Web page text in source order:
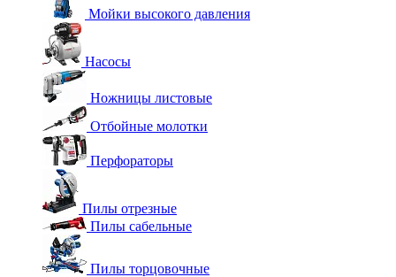
Мойки высокого давления
Насосы
Ножницы листовые
Отбойные молотки
Перфораторы
Пилы отрезные
Пилы сабельные
Пилы торцовочные